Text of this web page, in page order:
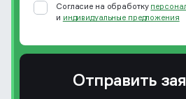
Согласие на обработку
и индивидуальные предложения
Отправить